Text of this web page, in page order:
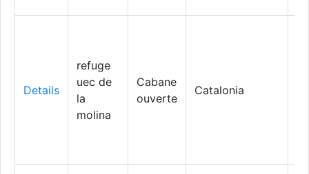
Details
refuge
uec de
la
molina
Cabane
ouverte
Catalonia